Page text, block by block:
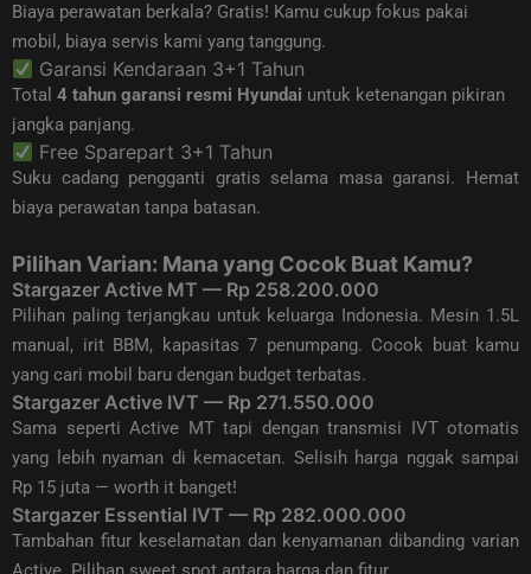
Biaya perawatan berkala? Gratis! Kamu cukup fokus pakai
mobil, biaya servis kami yang tanggung.
Garansi Kendaraan 3+1 Tahun
Total 4 tahun garansi resmi Hyundai untuk ketenangan pikiran
jangka panjang.
Free Sparepart 3+1 Tahun
Suku cadang pengganti gratis selama masa garansi. Hemat
biaya perawatan tanpa batasan.
Pilihan Varian: Mana yang Cocok Buat Kamu?
Stargazer Active MT — Rp 258.200.000
Pilihan paling terjangkau untuk keluarga Indonesia. Mesin 1.5L
manual, irit BBM, kapasitas 7 penumpang. Cocok buat kamu
yang cari mobil baru dengan budget terbatas.
Stargazer Active IVT — Rp 271.550.000
Sama seperti Active MT tapi dengan transmisi IVT otomatis
yang lebih nyaman di kemacetan. Selisih harga nggak sampai
Rp 15 juta — worth it banget!
Stargazer Essential IVT — Rp 282.000.000
Tambahan fitur keselamatan dan kenyamanan dibanding varian